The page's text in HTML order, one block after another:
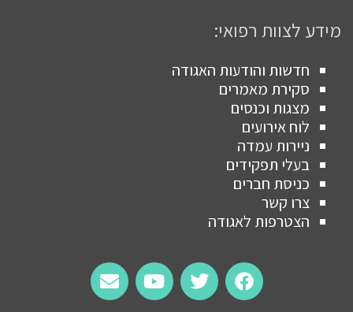
מידע לצוות רפואי:
חדשות והודעות האגודה
סקירת מאמרים
מצגות וכנסים
לוח אירועים
ניירות עמדה
בעלי תפקידים
כניסת חברים
צרו קשר
הצטרפות לאגודה